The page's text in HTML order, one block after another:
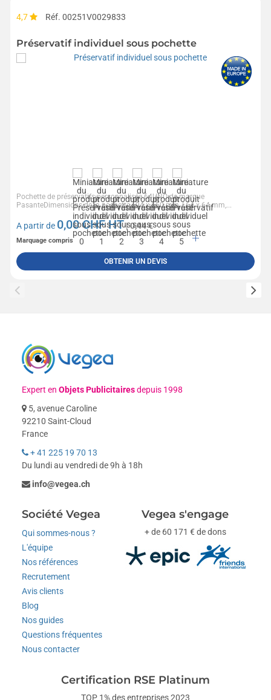
4,7 Réf. 00251V0029833
Préservatif individuel sous pochette
Pochette de préservatifs personnalisée 64UNO de marque
PasanteDimensions de la pochette : 94 x 150 mm / 64 x 64 mm,...
A partir de 0,00CHF HT| 0,44 €
Marquage compris
OBTENIR UN DEVIS
Expert enObjets Publicitairesdepuis 1998
5, avenue Caroline
92210 Saint-Cloud
France
+ 41 225 19 70 13
Du lundi au vendredi de 9h à 18h
info@vegea.ch
Société Vegea
Qui sommes-nous ?
L'équipe
Nos références
Recrutement
Avis clients
Blog
Nos guides
Questions fréquentes
Nous contacter
Vegea s'engage
+ de 60 171 € de dons
Certification RSE Platinum
TOP 1% des entreprises 2023